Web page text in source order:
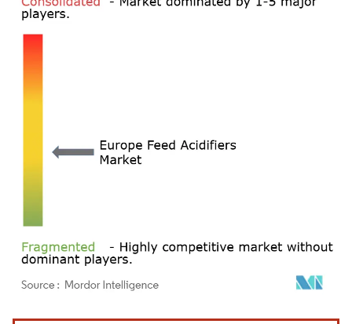
Bild © Mordor Intelligence. Wiederverwendung erfordert Namensnennung gemäß